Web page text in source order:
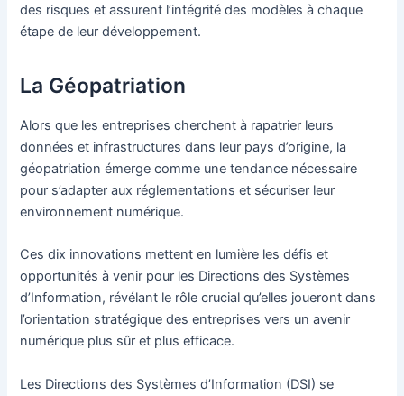
des risques et assurent l’intégrité des modèles à chaque
étape de leur développement.
La Géopatriation
Alors que les entreprises cherchent à rapatrier leurs
données et infrastructures dans leur pays d’origine, la
géopatriation émerge comme une tendance nécessaire
pour s’adapter aux réglementations et sécuriser leur
environnement numérique.
Ces dix innovations mettent en lumière les défis et
opportunités à venir pour les Directions des Systèmes
d’Information, révélant le rôle crucial qu’elles joueront dans
l’orientation stratégique des entreprises vers un avenir
numérique plus sûr et plus efficace.
Les Directions des Systèmes d’Information (DSI) se